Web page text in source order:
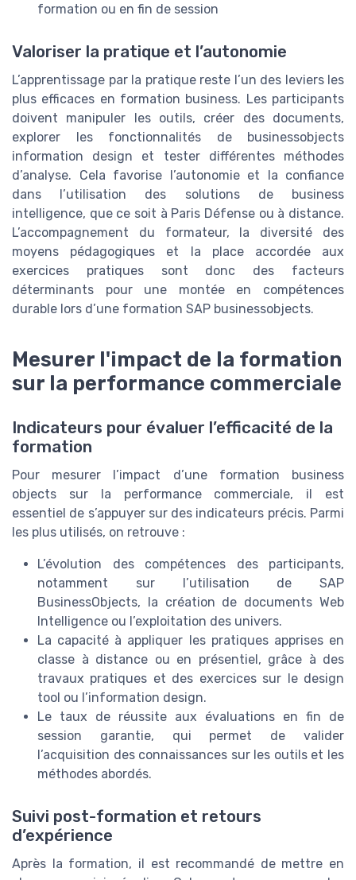
formation ou en fin de session
Valoriser la pratique et l’autonomie
L’apprentissage par la pratique reste l’un des leviers les
plus efficaces en formation business. Les participants
doivent manipuler les outils, créer des documents,
explorer les fonctionnalités de businessobjects
information design et tester différentes méthodes
d’analyse. Cela favorise l’autonomie et la confiance
dans l’utilisation des solutions de business
intelligence, que ce soit à Paris Défense ou à distance.
L’accompagnement du formateur, la diversité des
moyens pédagogiques et la place accordée aux
exercices pratiques sont donc des facteurs
déterminants pour une montée en compétences
durable lors d’une formation SAP businessobjects.
Mesurer l'impact de la formation
sur la performance commerciale
Indicateurs pour évaluer l’efficacité de la
formation
Pour mesurer l’impact d’une formation business
objects sur la performance commerciale, il est
essentiel de s’appuyer sur des indicateurs précis. Parmi
les plus utilisés, on retrouve :
L’évolution des compétences des participants,
notamment sur l’utilisation de SAP
BusinessObjects, la création de documents Web
Intelligence ou l’exploitation des univers.
La capacité à appliquer les pratiques apprises en
classe à distance ou en présentiel, grâce à des
travaux pratiques et des exercices sur le design
tool ou l’information design.
Le taux de réussite aux évaluations en fin de
session garantie, qui permet de valider
l’acquisition des connaissances sur les outils et les
méthodes abordés.
Suivi post-formation et retours
d’expérience
Après la formation, il est recommandé de mettre en